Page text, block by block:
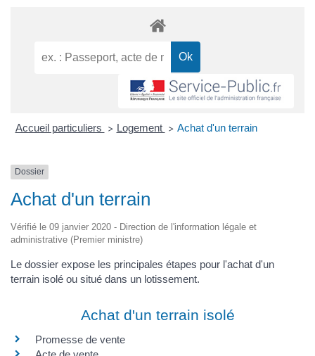
Accueil particuliers > Logement > Achat d'un terrain
Dossier
Achat d'un terrain
Vérifié le 09 janvier 2020 - Direction de l'information légale et
administrative (Premier ministre)
Le dossier expose les principales étapes pour l'achat d'un
terrain isolé ou situé dans un lotissement.
Achat d'un terrain isolé
Promesse de vente